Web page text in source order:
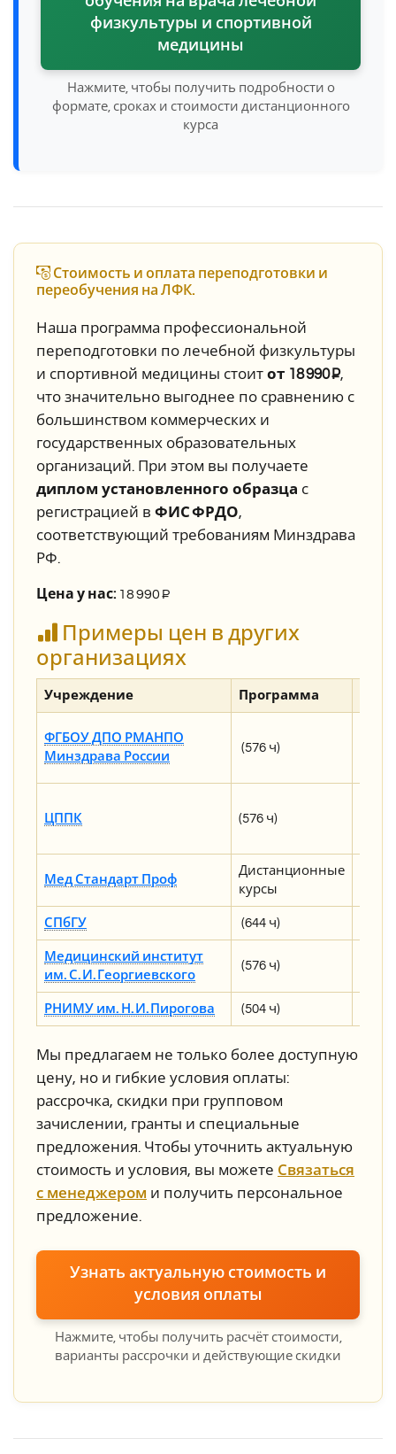
физкультуры и спортивной
медицины
Нажмите, чтобы получить подробности о
формате, сроках и стоимости дистанционного
курса
Стоимость и оплата переподготовки и
переобучения на ЛФК.
Наша программа профессиональной
переподготовки по лечебной физкультуры
и спортивной медицины стоит от 18 990 ₽,
что значительно выгоднее по сравнению с
большинством коммерческих и
государственных образовательных
организаций. При этом вы получаете
диплом установленного образца с
регистрацией в ФИС ФРДО,
соответствующий требованиям Минздрава
РФ.
Цена у нас: 18 990₽
Примеры цен в других
организациях
Учреждение Программа
ФГБОУ ДПО РМАНПО
Минздрава России
(576 ч)
ЦППК (576 ч)
Мед Стандарт Проф
Дистанционные
курсы
СПбГУ (644 ч)
Медицинский институт
им. С. И. Георгиевского
(576 ч)
РНИМУ им. Н. И. Пирогова (504 ч)
Мы предлагаем не только более доступную
цену, но и гибкие условия оплаты:
рассрочка, скидки при групповом
зачислении, гранты и специальные
предложения. Чтобы уточнить актуальную
стоимость и условия, вы можете Связаться
с менеджером и получить персональное
предложение.
Узнать актуальную стоимость и
условия оплаты
Нажмите, чтобы получить расчёт стоимости,
варианты рассрочки и действующие скидки